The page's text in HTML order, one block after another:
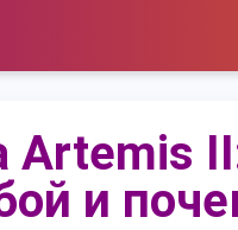
Artemis
и